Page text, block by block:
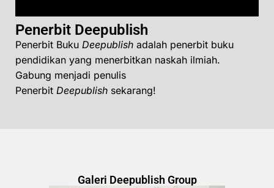
Penerbit Deepublish
Penerbit Buku Deepublish adalah penerbit buku
pendidikan yang menerbitkan naskah ilmiah.
Gabung menjadi penulis
Penerbit Deepublish sekarang!
Galeri Deepublish Group